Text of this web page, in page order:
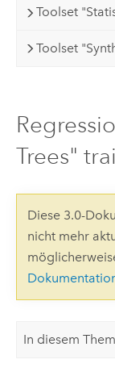
Toolset
Toolset
Trees"
Diese 3.0-
nicht mehr
In diesem